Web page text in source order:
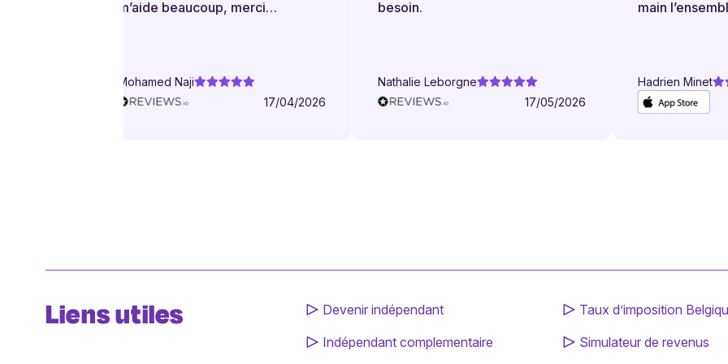
m’aide beaucoup, merci
Mohamed Naji
17/04/2026
besoin.
Nathalie Leborgne
17/05/2026
main
pour mes
prévoit toutes
Hadrien Minet
Liens utiles
Devenir indépendant
Indépendant complementaire
Taux d’imposition
Simulateur de revenus